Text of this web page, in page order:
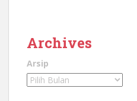
Archives
Arsip